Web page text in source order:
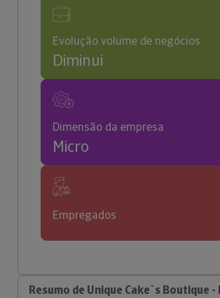
Evolução volume de negócios
Diminui
Dimensão da empresa
Micro
Empregados
Resumo de Unique Cake`s Boutique -